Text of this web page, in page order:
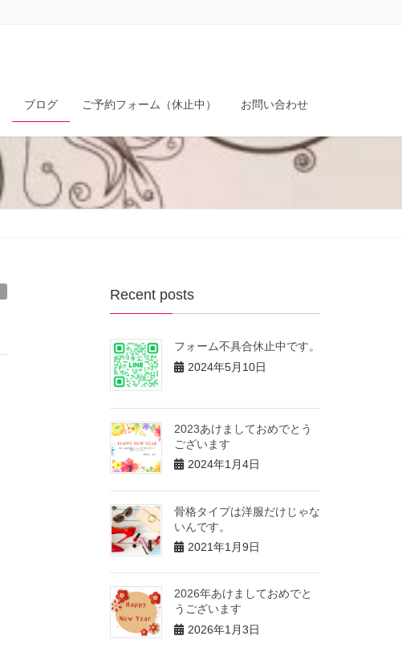
ブログ ご予約フォーム（休止中） お問い合わせ
Recent posts
フォーム不具合休止中です。
2024年5月10日
2023あけましておめでとう
ございます
2024年1月4日
骨格タイプは洋服だけじゃな
いんです。
2021年1月9日
2026年あけましておめでと
うございます
2026年1月3日